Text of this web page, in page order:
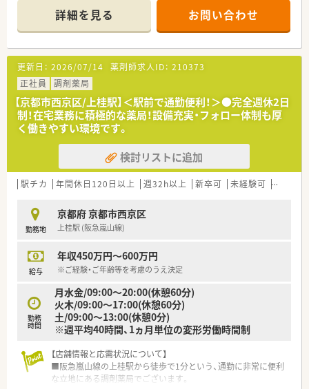
【店舗情報と応需状況について】
■阪急嵐山線および京都本線の桂駅から徒歩6分程度の距離に位
置しており、非常にアクセスが良く通勤しやすい好立地です。
■隣接する皮膚科クリニックから1日あたり約60枚の処方箋を
メインに応需しており、皮膚科中心のスキルが磨けます。
■局内には常時2から3名の薬剤師と事務員が配置されており、
所属人数は薬剤師6名と事務員4名の手厚い体制です。
【募集背景と求める人物像について】
■今回の募集は欠員補充に伴うものであり、組織の体制をより強
固にするための正社員薬剤師の採用を実施しています。
■普通自動車運転免許を所持しており、施設在宅業務に対して前
向きかつ柔軟に取り組める方を歓迎する方針です。
■経験の有無や年齢は問わず、周囲と協調しながらポジティブな
姿勢で日々の業務に取り組める人材を求めています。
【法人特徴について】
■1998年の設立以来、大阪や京都および兵庫のエリアを中心に
23店舗の調剤薬局を堅実に展開している企業です。
くの場所に厳選し、無理のない地域密着の出店を行っています。
■マンツーマン型の出店形態が多く、全店舗で施設や在宅業務に
詳細を見る お問い合わせ
更新日： 2026/07/14 薬剤師求人ID： 210373
正社員
調剤薬局
【京都市西京区/上桂駅】＜駅前で通勤便利！＞●完全週休2日
制！在宅業務に積極的な薬局！設備充実・フォロー体制も厚
く働きやすい環境です。
検討リストに追加
駅チカ 年間休日120日以上 週32h以上 新卒可 未経験可 車通勤
勤務地
京都府 京都市西京区
上桂駅 (阪急嵐山線)
給与
年収450万円～600万円
※ご経験・ご年齢等を考慮のうえ決定
勤務
時間
月水金/09:00～20:00(休憩60分)
火木/09:00～17:00(休憩60分)
土/09:00～13:00(休憩0分)
※週平均40時間、1ヵ月単位の変形労働時間制
【店舗情報と応需状況について】
■阪急嵐山線の上桂駅から徒歩で1分という、通勤に非常に便利
な立地にある調剤薬局でございます。